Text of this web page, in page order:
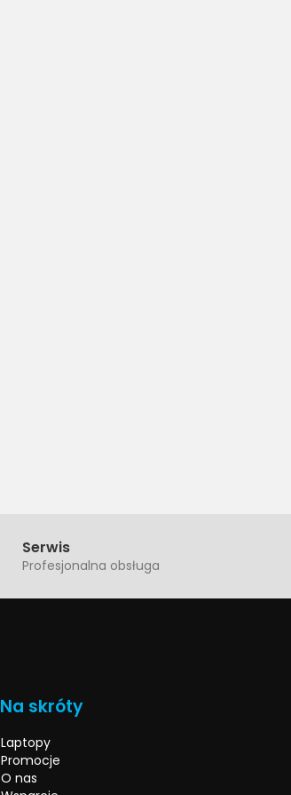
Serwis
Profesjonalna obsługa
Na skróty
Laptopy
Promocje
O nas